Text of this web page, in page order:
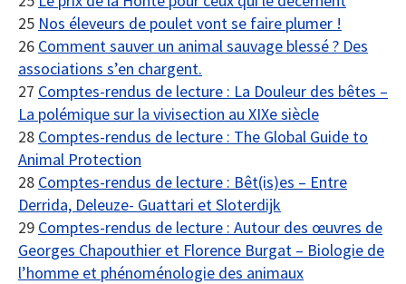
25 Nos éleveurs de poulet vont se faire plumer !
26 Comment sauver un animal sauvage blessé ? Des
associations s’en chargent.
27 Comptes-rendus de lecture : La Douleur des bêtes –
La polémique sur la vivisection au XIXe siècle
28 Comptes-rendus de lecture : The Global Guide to
Animal Protection
28 Comptes-rendus de lecture : Bêt(is)es – Entre
Derrida, Deleuze- Guattari et Sloterdijk
29 Comptes-rendus de lecture : Autour des œuvres de
Georges Chapouthier et Florence Burgat – Biologie de
l’homme et phénoménologie des animaux